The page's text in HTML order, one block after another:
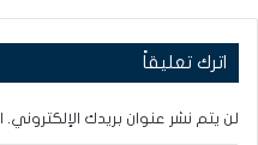
اترك تعليقاً
لن يتم نشر عنوان بريدك الإلكتروني.